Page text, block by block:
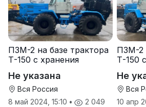
ПЗМ-2 на базе трактора
Т-150 с хранения
Не указана
Вся Россия
8 май 2024, 15:10 • 2 049
ПЗМ-2
Т-150
Не
Вся
10 апр